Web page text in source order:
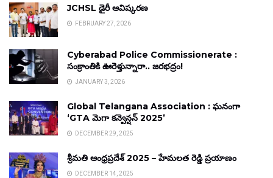
JCHSL డైరీ ఆవిష్కరణ
FEBRUARY 27, 2026
Cyberabad Police Commissionerate :
సంక్రాంతికి ఊరెళ్తున్నారా.. జరభద్రం!
JANUARY 3, 2026
Global Telangana Association : ఘనంగా
‘GTA మెగా కన్వెన్షన్ 2025’
DECEMBER 29, 2025
శ్రీమతి ఆంధ్రప్రదేశ్ 2025 – హేమలత రెడ్డి ప్రయాణం
DECEMBER 14, 2025